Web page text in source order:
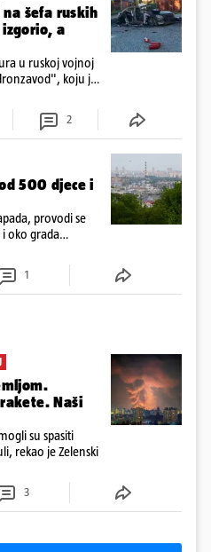
na šefa ruskih
a
u ruskoj vojnoj
koju je
2
500 djece i
provodi se
oko grada
1
Naši
su spasiti
rekao je Zelenski
3